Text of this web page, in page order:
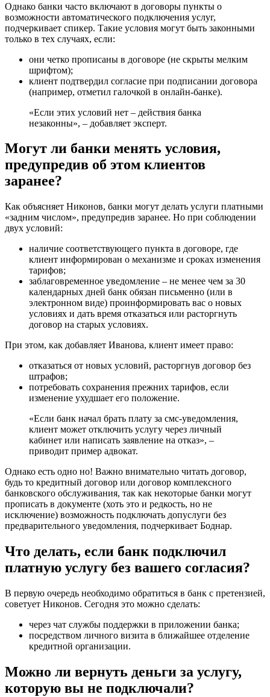
Однако банки часто включают в договоры пункты о
возможности автоматического подключения услуг,
подчеркивает спикер. Такие условия могут быть законными
только в тех случаях, если:
они четко прописаны в договоре (не скрыты мелким
шрифтом);
клиент подтвердил согласие при подписании договора
(например, отметил галочкой в онлайн-банке).
«Если этих условий нет – действия банка
незаконны», – добавляет эксперт.
Могут ли банки менять условия,
предупредив об этом клиентов
заранее?
Как объясняет Никонов, банки могут делать услуги платными
«задним числом», предупредив заранее. Но при соблюдении
двух условий:
наличие соответствующего пункта в договоре, где
клиент информирован о механизме и сроках изменения
тарифов;
заблаговременное уведомление – не менее чем за 30
календарных дней банк обязан письменно (или в
электронном виде) проинформировать вас о новых
условиях и дать время отказаться или расторгнуть
договор на старых условиях.
При этом, как добавляет Иванова, клиент имеет право:
отказаться от новых условий, расторгнув договор без
штрафов;
потребовать сохранения прежних тарифов, если
изменение ухудшает его положение.
«Если банк начал брать плату за смс-уведомления,
клиент может отключить услугу через личный
кабинет или написать заявление на отказ», –
приводит пример адвокат.
Однако есть одно но! Важно внимательно читать договор,
будь то кредитный договор или договор комплексного
банковского обслуживания, так как некоторые банки могут
прописать в документе (хоть это и редкость, но не
исключение) возможность подключать допуслуги без
предварительного уведомления, подчеркивает Боднар.
Что делать, если банк подключил
платную услугу без вашего согласия?
В первую очередь необходимо обратиться в банк с претензией,
советует Никонов. Сегодня это можно сделать:
через чат службы поддержки в приложении банка;
посредством личного визита в ближайшее отделение
кредитной организации.
Можно ли вернуть деньги за услугу,
которую вы не подключали?